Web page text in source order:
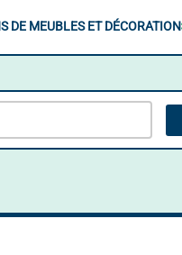
DE MEUBLES ET DÉCORATION